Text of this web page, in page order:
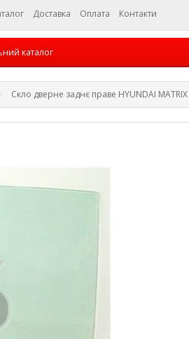
Доставка Оплата Контакти
каталог
Скло дверне заднє праве HYUNDAI